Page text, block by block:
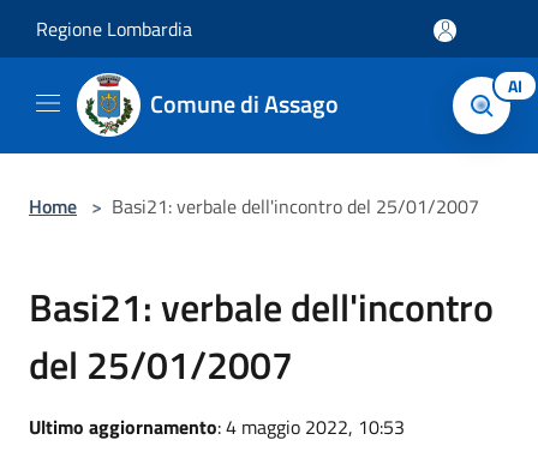
Regione Lombardia
Comune di Assago AI
Home > Basi21: verbale dell'incontro del 25/01/2007
Basi21: verbale dell'incontro
del 25/01/2007
Ultimo aggiornamento: 4 maggio 2022, 10:53